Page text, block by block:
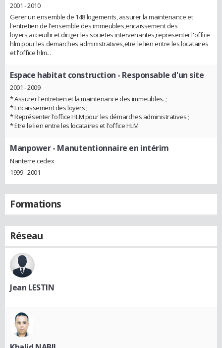
2001 - 2010
Gerer un ensemble de 148 logements, assurer la maintenance et
l'entretien de l'ensemble des immeubles,encaissement des
loyers,acceuillir et diriger les societes intervenantes,representer l'office
hlm pour les demarches administratives,etre le lien entre les locataires
et l'office hlm...
Espace habitat construction - Responsable d'un site
2001 - 2009
* Assurer l'entretien et la maintenance des immeubles. ;
* Encaissement des loyers ;
* Représenter l'office HLM pour les démarches administratives ;
* Etre le lien entre les locataires et l'office HLM
Manpower- Manutentionnaire en intérim
Nanterre cedex
1999 - 2001
Formations
Réseau
Jean LESTIN